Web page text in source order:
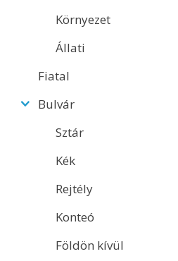
Környezet
Állati
Fiatal
Bulvár
Sztár
Kék
Rejtély
Konteó
Földön kívül